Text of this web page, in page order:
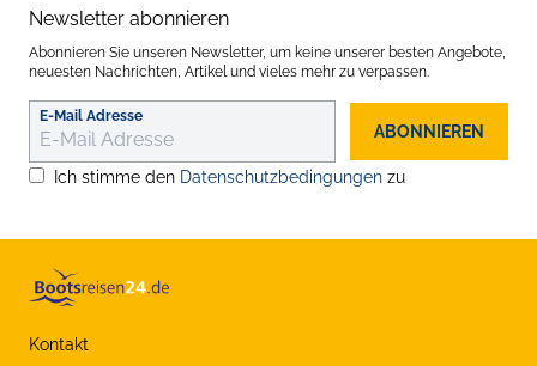
Newsletter abonnieren
Abonnieren Sie unseren Newsletter, um keine unserer besten Angebote,
neuesten Nachrichten, Artikel und vieles mehr zu verpassen.
E-Mail Adresse
ABONNIEREN
Ich stimme den Datenschutzbedingungen zu
Kontakt